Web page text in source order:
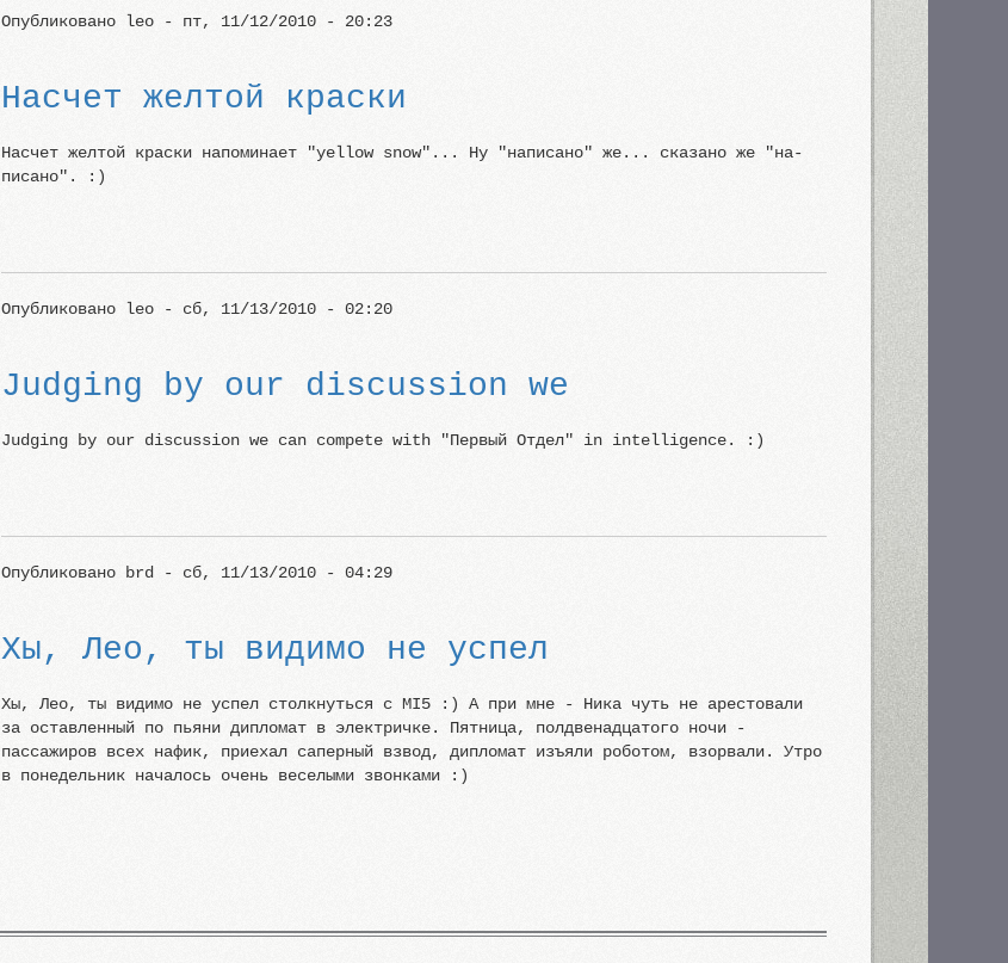
Опубликовано leo- пт, 11/12/2010 - 20:23
Насчет желтой краски
Насчет желтой краски напоминает "yellow snow"... Ну "написано" же... сказано же "на-
писано". :)
Опубликовано leo- сб, 11/13/2010 - 02:20
Judging by our discussion we
Judging by our discussion we can compete with "Первый Отдел" in intelligence. :)
Опубликовано brd - сб, 11/13/2010 - 04:29
Хы, Лео, ты видимо не успел
Хы, Лео, ты видимо не успел столкнуться с MI5 :) А при мне - Ника чуть не арестовали
за оставленный по пьяни дипломат в электричке. Пятница, полдвенадцатого ночи -
пассажиров всех нафик, приехал саперный взвод, дипломат изъяли роботом, взорвали. Утро
в понедельник началось очень веселыми звонками :)